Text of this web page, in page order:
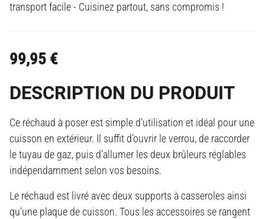
transport facile - Cuisinez partout, sans compromis !
99,95 €
DESCRIPTION DU PRODUIT
Ce réchaud à poser est simple d’utilisation et idéal pour une
cuisson en extérieur. Il suffit d’ouvrir le verrou, de raccorder
le tuyau de gaz, puis d’allumer les deux brûleurs réglables
indépendamment selon vos besoins.
Le réchaud est livré avec deux supports à casseroles ainsi
qu’une plaque de cuisson. Tous les accessoires se rangent